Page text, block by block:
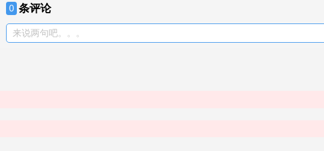
0 条评论
来说两句吧。。。